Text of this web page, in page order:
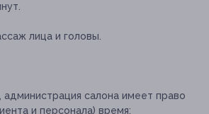
лица и головы.
салона имеет право
и персонала) время;